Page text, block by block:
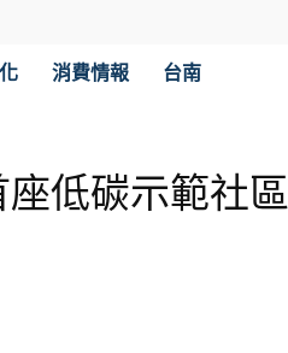
消費情報 台南
低碳示範社區